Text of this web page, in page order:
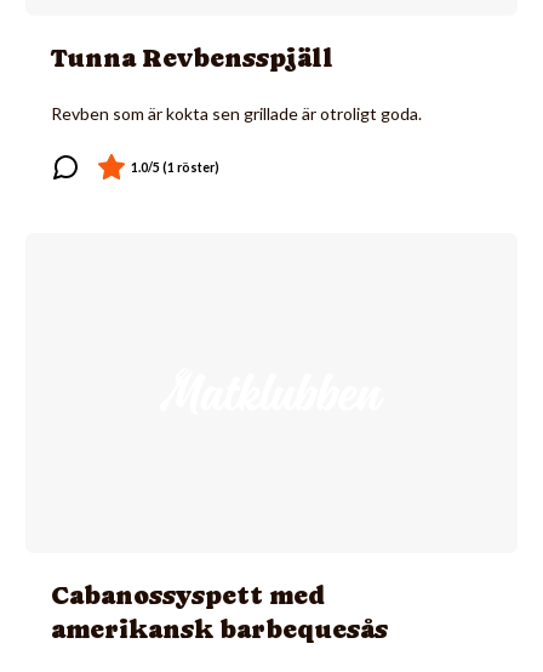
Tunna Revbensspjäll
Revben som är kokta sen grillade är otroligt goda.
Cabanossyspett med
amerikansk barbequesås